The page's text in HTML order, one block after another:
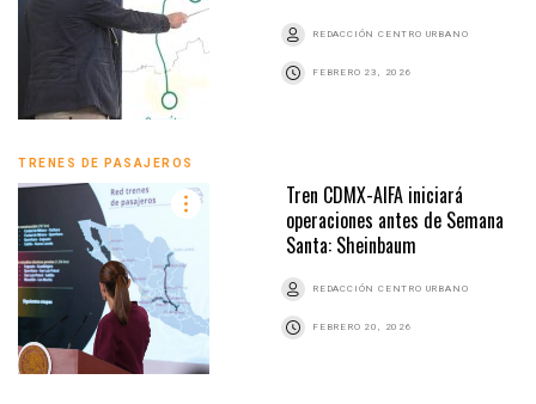
REDACCIÓN CENTRO URBANO
FEBRERO 23, 2026
TRENES DE PASAJEROS
Tren CDMX-AIFA iniciará
operaciones antes de Semana
Santa: Sheinbaum
REDACCIÓN CENTRO URBANO
FEBRERO 20, 2026